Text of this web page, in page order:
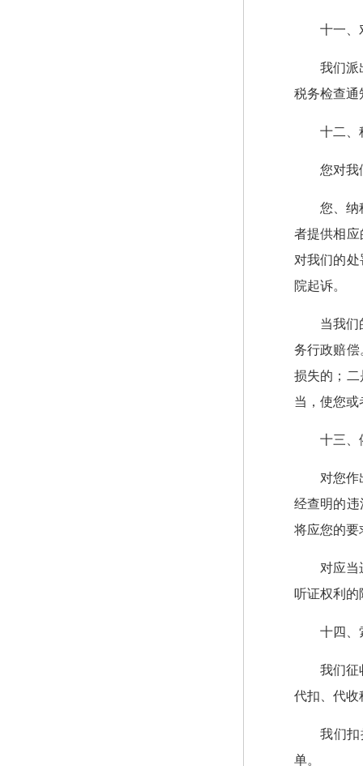
十一、
我们派
税务检查通
十二、
您对我
您、纳
者提供相
对我们的
院起诉。
当我们
务行政赔
损失的；
当，使您
十三、
对您作
经查明的
将应您的要
对应当
听证权利的
十四、
我们征
代扣、代收
我们
单。